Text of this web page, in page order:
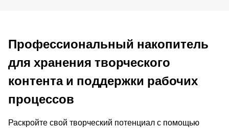
Профессиональный накопитель
для хранения творческого
контента и поддержки рабочих
процессов
Раскройте свой творческий потенциал с помощью